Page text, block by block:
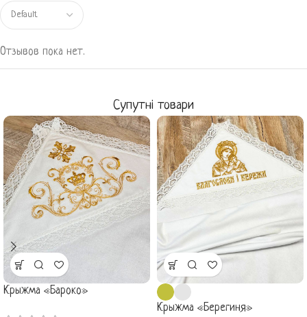
Отзывов пока нет.
Супутні товари
Крыжма «Бароко»
Крыжма «Берегиня»